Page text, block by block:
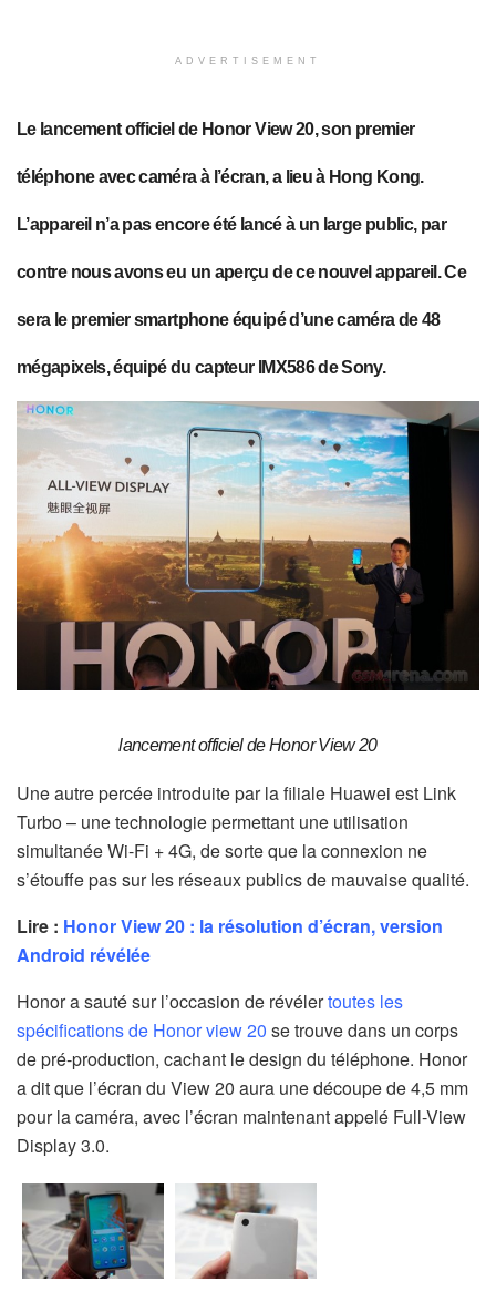
ADVERTISEMENT
Le lancement officiel de Honor View 20, son premier
téléphone avec caméra à l’écran, a lieu à Hong Kong.
L’appareil n’a pas encore été lancé à un large public, par
contre nous avons eu un aperçu de ce nouvel appareil. Ce
sera le premier smartphone équipé d’une caméra de 48
mégapixels, équipé du capteur IMX586 de Sony.
lancement officiel de Honor View 20
Une autre percée introduite par la filiale Huawei est Link
Turbo – une technologie permettant une utilisation
simultanée Wi-Fi + 4G, de sorte que la connexion ne
s’étouffe pas sur les réseaux publics de mauvaise qualité.
Lire : Honor View 20 : la résolution d’écran, version
Android révélée
Honor a sauté sur l’occasion de révélertoutes les
spécifications de Honor view 20 se trouve dans un corps
de pré-production, cachant le design du téléphone. Honor
a dit que l’écran du View 20 aura une découpe de 4,5 mm
pour la caméra, avec l’écran maintenant appelé Full-View
Display 3.0.